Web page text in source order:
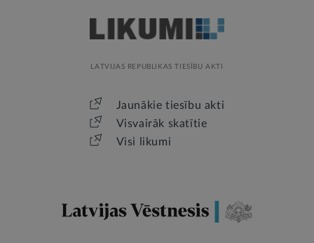
LATVIJAS REPUBLIKAS TIESĪBU AKTI
Jaunākie tiesību akti
Visvairāk skatītie
Visi likumi